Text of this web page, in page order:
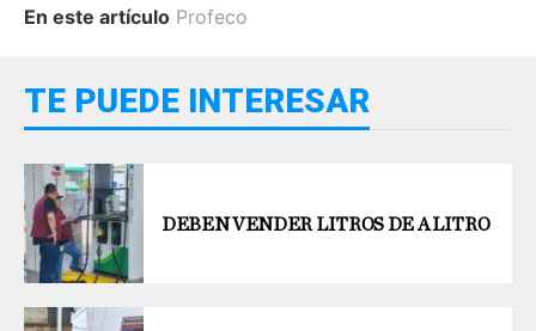
En este artículo Profeco
TE PUEDE INTERESAR
DEBEN VENDER LITROS DE A LITRO